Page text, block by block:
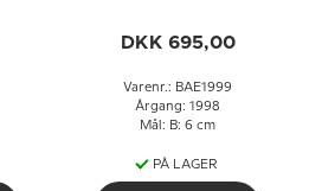
DKK 695,00
Varenr.: BAE1999
Årgang: 1998
Mål: B: 6 cm
PÅ LAGER